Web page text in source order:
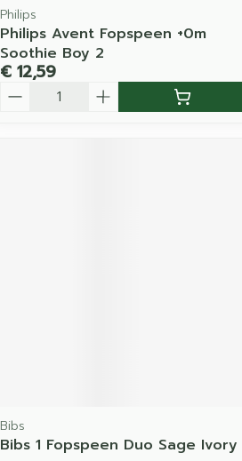
Philips
Philips Avent Fopspeen +0m
Soothie Boy 2
€ 12,59
Bibs
Bibs 1 Fopspeen Duo Sage Ivory